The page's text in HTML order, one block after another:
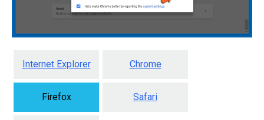
Internet Explorer Chrome
Firefox Safari